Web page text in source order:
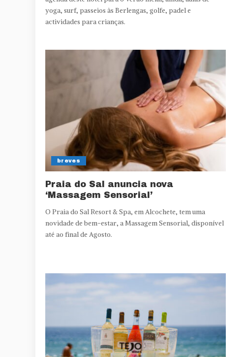
yoga, surf, passeios às Berlengas, golfe, padel e
actividades para crianças.
breves
Praia do Sal anuncia nova
‘Massagem Sensorial’
O Praia do Sal Resort & Spa, em Alcochete, tem uma
novidade de bem-estar, a Massagem Sensorial, disponível
até ao final de Agosto.